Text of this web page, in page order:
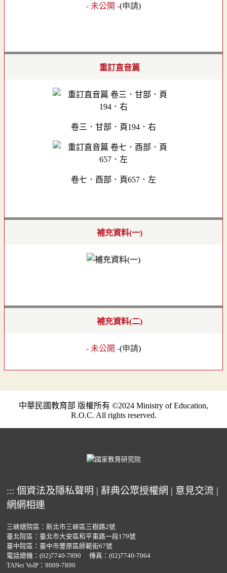
- 未公開 -(申請)
重訂直音篇
卷三．甘部．頁194．右
卷七．酉部．頁657．左
補充資料(一)
補充資料(二)
- 未公開 -(申請)
中華民國教育部 版權所有 ©2024 Ministry of Education,
R.O.C. All rights reserved.
::: 個資法及隱私聲明 | 辭典公眾授權網 | 意見交流 |
網網相連
三峽總院區：新北市三峽區三樹路2號
臺北院區：臺北市大安區和平東路一段179號
臺中院區：臺中市豐原區師範街67號
電話總機： (02)7740-7890
傳真：(02)7740-7064
TANet VoIP：9009-7890